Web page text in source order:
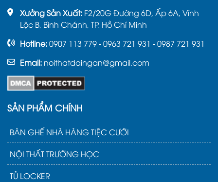
Xưởng Sản Xuất: F2/20G Đường 6D, Ấp 6A, Vĩnh
Lộc B, Bình Chánh, TP. Hồ Chí Minh
Hotline:0907 113 779 - 0963 721 931 - 0987 721 931
Email: noithatdaingan@gmail.com
SẢN PHẨM CHÍNH
BÀN GHẾ NHÀ HÀNG TIỆC CƯỚI
NỘI THẤT TRƯỜNG HỌC
TỦ LOCKER